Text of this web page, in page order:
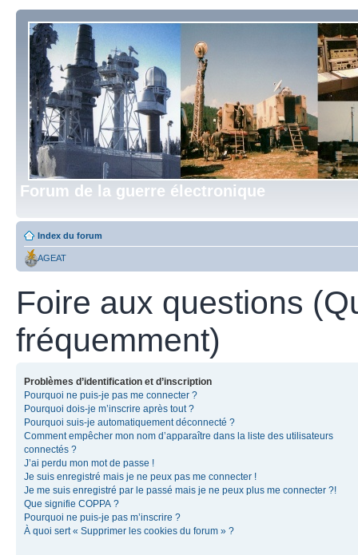
Forum de la guerre électronique
Index du forum
AGEAT
Foire aux questions
fréquemment)
Problèmes d’identification et d’inscription
Pourquoi ne puis-je pas me connecter ?
Pourquoi dois-je m’inscrire après tout ?
Pourquoi suis-je automatiquement déconnecté ?
Comment empêcher mon nom d’apparaître dans la liste des utilisateurs
connectés ?
J’ai perdu mon mot de passe !
Je suis enregistré mais je ne peux pas me connecter !
Je me suis enregistré par le passé mais je ne peux plus me connecter ?!
Que signifie COPPA ?
Pourquoi ne puis-je pas m’inscrire ?
À quoi sert « Supprimer les cookies du forum » ?